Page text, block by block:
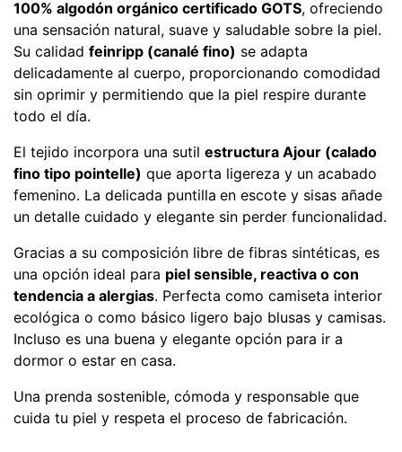
100% algodón orgánico certificado GOTS, ofreciendo
una sensación natural, suave y saludable sobre la piel.
Su calidad feinripp (canalé fino) se adapta
delicadamente al cuerpo, proporcionando comodidad
sin oprimir y permitiendo que la piel respire durante
todo el día.
El tejido incorpora una sutil estructura Ajour (calado
fino tipo pointelle) que aporta ligereza y un acabado
femenino. La delicada puntilla en escote y sisas añade
un detalle cuidado y elegante sin perder funcionalidad.
Gracias a su composición libre de fibras sintéticas, es
una opción ideal para piel sensible, reactiva o con
tendencia a alergias. Perfecta como camiseta interior
ecológica o como básico ligero bajo blusas y camisas.
Incluso es una buena y elegante opción para ir a
dormor o estar en casa.
Una prenda sostenible, cómoda y responsable que
cuida tu piel y respeta el proceso de fabricación.